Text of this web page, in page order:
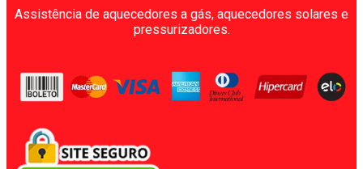
Assistência de aquecedores a gás, aquecedores solares e
pressurizadores.